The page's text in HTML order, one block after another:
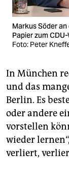
Markus Söder
Papier zum
Foto: Peter
In München
und das
Berlin. Es
oder andere
vorstellen
wieder
verliert,